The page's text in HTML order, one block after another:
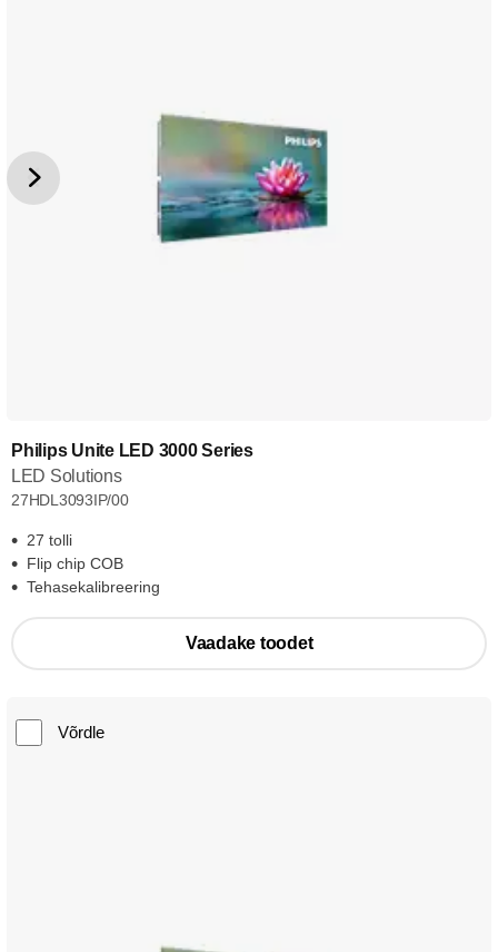
Philips Unite LED 3000 Series
LED Solutions
27HDL3093IP/00
27 tolli
Flip chip COB
Tehasekalibreering
Vaadake toodet
Võrdle